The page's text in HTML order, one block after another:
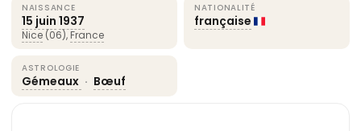
NAISSANCE
15 juin 1937
Nice (06), France
NATIONALITÉ
française
ASTROLOGIE
Gémeaux · Bœuf